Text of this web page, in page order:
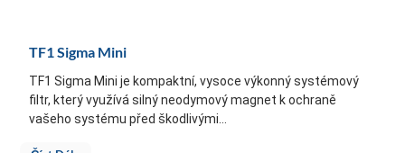
TF1 Sigma Mini
TF1 Sigma Mini je kompaktní, vysoce výkonný systémový
filtr, který využívá silný neodymový magnet k ochraně
vašeho systému před škodlivými...